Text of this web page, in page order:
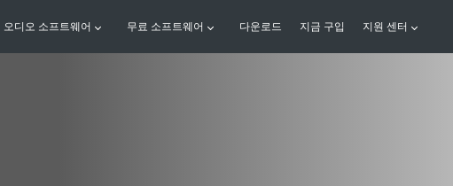
오디오 소프트웨어 무료 소프트웨어 다운로드 지금 구입 지원 센터